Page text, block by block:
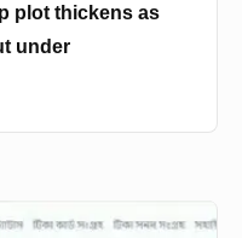
plot thickens as
under